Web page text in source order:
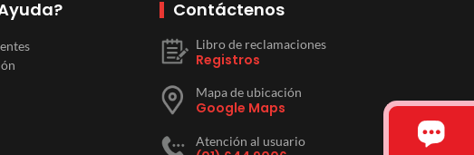
Contáctenos
Libro de reclamaciones
Registros
Mapa de ubicación
Google Maps
Atención al usuario